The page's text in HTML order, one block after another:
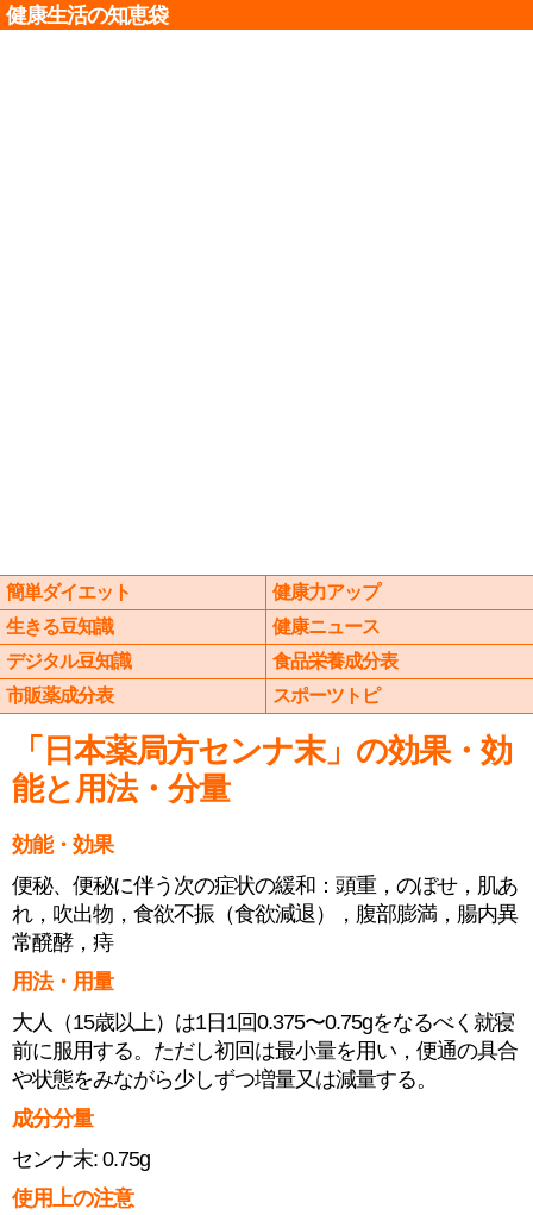
健康生活の知恵袋
簡単ダイエット
健康力アップ
生きる豆知識
健康ニュース
デジタル豆知識
食品栄養成分表
市販薬成分表
スポーツトピ
「日本薬局方センナ末」の効果・効
能と用法・分量
効能・効果
便秘、便秘に伴う次の症状の緩和：頭重，のぼせ，肌あ
れ，吹出物，食欲不振（食欲減退），腹部膨満，腸内異
常醗酵，痔
用法・用量
大人（15歳以上）は1日1回0.375〜0.75gをなるべく就寝
前に服用する。ただし初回は最小量を用い，便通の具合
や状態をみながら少しずつ増量又は減量する。
成分分量
センナ末: 0.75g
使用上の注意